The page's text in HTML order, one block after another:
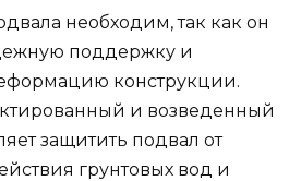
необходим, так как он
поддержку и
конструкции.
и возведенный
защитить подвал от
грунтовых вод и